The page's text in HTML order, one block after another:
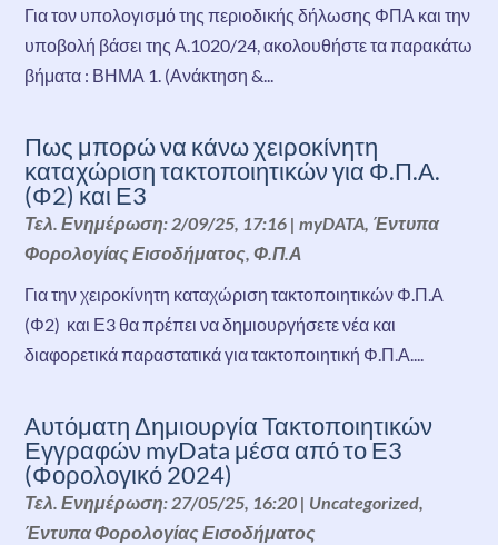
Για τον υπολογισμό της περιοδικής δήλωσης ΦΠΑ και την
υποβολή βάσει της Α.1020/24, ακολουθήστε τα παρακάτω
βήματα : ΒΗΜΑ 1. (Ανάκτηση &...
Πως μπορώ να κάνω χειροκίνητη
καταχώριση τακτοποιητικών για Φ.Π.Α.
(Φ2) και Ε3
Τελ. Ενημέρωση: 2/09/25, 17:16 |myDATA, Έντυπα
Φορολογίας Εισοδήματος,Φ.Π.Α
Για την χειροκίνητη καταχώριση τακτοποιητικών Φ.Π.Α
(Φ2) και Ε3 θα πρέπει να δημιουργήσετε νέα και
διαφορετικά παραστατικά για τακτοποιητική Φ.Π.Α....
Αυτόματη Δημιουργία Τακτοποιητικών
Εγγραφών myData μέσα από το Ε3
(Φορολογικό 2024)
Τελ. Ενημέρωση: 27/05/25, 16:20 | Uncategorized,
Έντυπα Φορολογίας Εισοδήματος